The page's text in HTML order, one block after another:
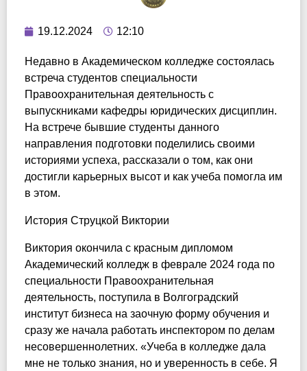
19.12.2024 12:10
Недавно в Академическом колледже состоялась
встреча студентов специальности
Правоохранительная деятельность с
выпускниками кафедры юридических дисциплин.
На встрече бывшие студенты данного
направления подготовки поделились своими
историями успеха, рассказали о том, как они
достигли карьерных высот и как учеба помогла им
в этом.
История Струцкой Виктории
Виктория окончила с красным дипломом
Академический колледж в феврале 2024 года по
специальности Правоохранительная
деятельность, поступила в Волгоградский
институт бизнеса на заочную форму обучения и
сразу же начала работать инспектором по делам
несовершеннолетних. «Учеба в колледже дала
мне не только знания, но и уверенность в себе. Я